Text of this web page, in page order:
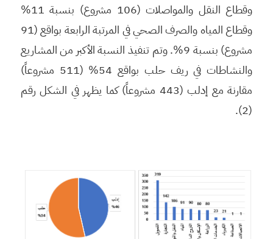
وقطاع النقل والمواصلات (106 مشروع) بنسبة 11%
وقطاع المياه والصرف الصحي في المرتبة الرابعة بواقع (91
مشروع) بنسبة 9%. وتم تنفيذ النسبة الأكبر من المشاريع
والنشاطات في ريف حلب بواقع 54% (511 مشروعاً)
مقارنة مع إدلب (443 مشروعاً) كما يظهر في الشكل رقم
(2).